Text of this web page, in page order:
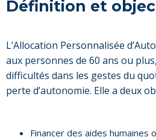
Définition et
L’Allocation Personnalisée
aux personnes de 60 ans ou
difficultés dans les gestes du
perte d’autonomie. Elle a deux
Financer des aides humaines